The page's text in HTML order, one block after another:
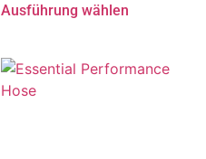
Ausführung wählen